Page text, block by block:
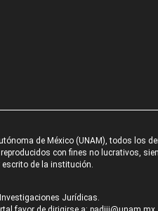
de México (UNAM), todos los
con fines no lucrativos,
escrito de la institución.
Jurídicas.